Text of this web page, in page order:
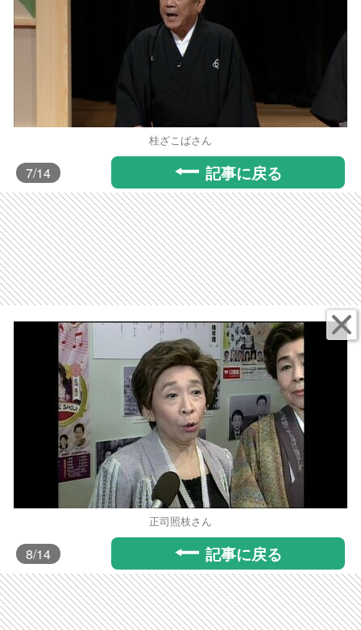
桂ざこばさん
7/14 記事に戻る
正司照枝さん
8/14 記事に戻る